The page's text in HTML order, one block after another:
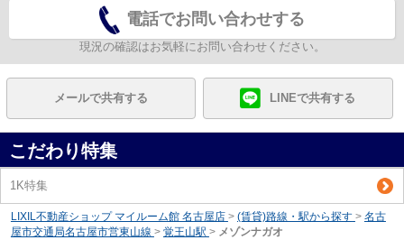
電話でお問い合わせする
現況の確認はお気軽にお問い合わせください。
メールで共有する LINEで共有する
こだわり特集
1K特集
LIXIL不動産ショップ マイルーム館 名古屋店 > (賃貸)路線・駅から探す > 名古
屋市交通局名古屋市営東山線 > 覚王山駅 > メゾンナガオ